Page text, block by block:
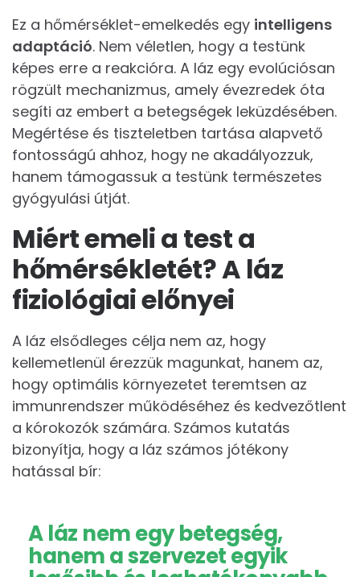
Ez a hőmérséklet-emelkedés egy intelligens
adaptáció. Nem véletlen, hogy a testünk
képes erre a reakcióra. A láz egy evolúciósan
rögzült mechanizmus, amely évezredek óta
segíti az embert a betegségek leküzdésében.
Megértése és tiszteletben tartása alapvető
fontosságú ahhoz, hogy ne akadályozzuk,
hanem támogassuk a testünk természetes
gyógyulási útját.
Miért emeli a test a
hőmérsékletét? A láz
fiziológiai előnyei
A láz elsődleges célja nem az, hogy
kellemetlenül érezzük magunkat, hanem az,
hogy optimális környezetet teremtsen az
immunrendszer működéséhez és kedvezőtlent
a kórokozók számára. Számos kutatás
bizonyítja, hogy a láz számos jótékony
hatással bír:
A láz nem egy betegség,
hanem a szervezet egyik